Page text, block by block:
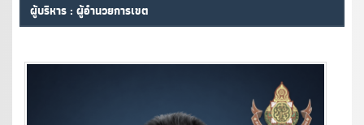
ผู้บริหาร : ผู้อำนวยการเขต